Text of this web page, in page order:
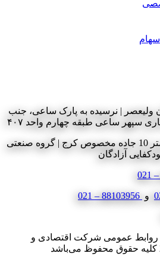
سهام
ولیعصر | نرسیده به پارک ساعی، جنب
سپهر ساعی طبقه چهارم واحد ۴۰۷
تهران | کیلومتر 10 جاده مخصوص کرج | گروه صنعتی
آزادگان
و
روابط عمومی شرکت اقتصادی و